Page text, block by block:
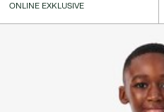
ONLINE EXKLUSIVE